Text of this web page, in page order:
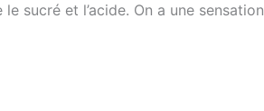
sucré et l’acide. On a une sensation